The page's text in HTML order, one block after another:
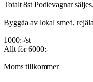
Totalt 8st Podievagnar säljes.
Byggda av lokal smed,
1000:-/st
Allt för 6000:-
Moms tillkommer